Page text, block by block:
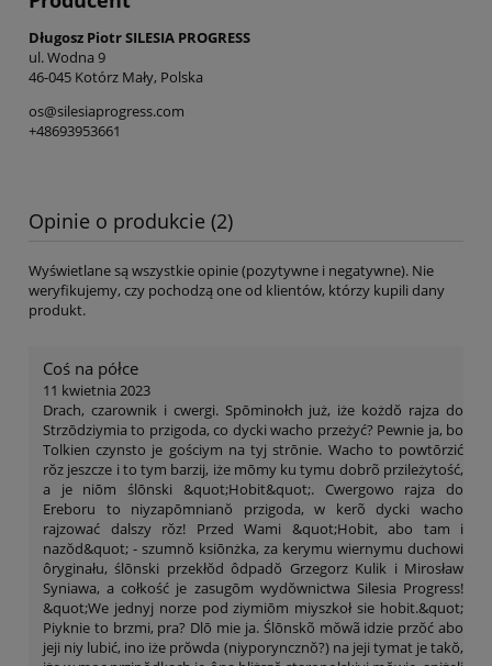
Długosz Piotr SILESIA PROGRESS
ul. Wodna 9
46-045 Kotórz Mały, Polska
os@silesiaprogress.com
+48693953661
Opinie o produkcie (2)
Wyświetlane są wszystkie opinie (pozytywne i negatywne). Nie
weryfikujemy, czy pochodzą one od klientów, którzy kupili dany
produkt.
Coś na półce
11 kwietnia 2023
Drach, czarownik i cwergi. Spōminołch już, iże kożdŏ rajza do
Strzōdziymia to przigoda, co dycki wacho przeżyć? Pewnie ja, bo
Tolkien czynsto je gościym na tyj strōnie. Wacho to powtōrzić
rŏz jeszcze i to tym barzij, iże mōmy ku tymu dobrõ przileżytość,
a je niōm ślōnski &quot;Hobit&quot;. Cwergowo rajza do
Ereboru to niyzapōmnianŏ przigoda, w kerõ dycki wacho
rajzować dalszy rŏz! Przed Wami &quot;Hobit, abo tam i
nazŏd&quot; - szumnŏ ksiōnżka, za kerymu wiernymu duchowi
ôryginału, ślōnski przekłŏd ôdpadŏ Grzegorz Kulik i Mirosław
Syniawa, a cołkość je zasugōm wydŏwnictwa Silesia Progress!
&quot;We jednyj norze pod ziymiōm miyszkoł sie hobit.&quot;
Piyknie to brzmi, pra? Dlō mie ja. Ślōnskõ mŏwã idzie przŏć abo
jeji niy lubić, ino iże prŏwda (niyporyncznŏ?) na jeji tymat je takŏ,